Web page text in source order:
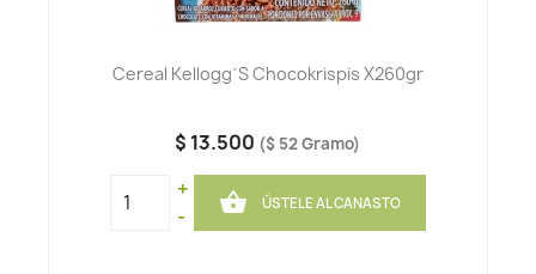
Cereal Kellogg´s Chocokrispis X260gr
$ 13.500 ($ 52 Gramo)
+
-
 ÚSTELE AL CANASTO